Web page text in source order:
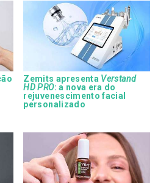
Zemits apresenta Verstand
HD PRO: a nova era do
rejuvenescimento facial
personalizado